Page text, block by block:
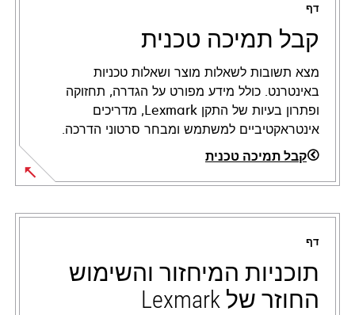
דף
קבל תמיכה טכנית
מצא תשובות לשאלות מוצר ושאלות טכניות
באינטרנט. כולל מידע מפורט על הגדרה, תחזוקה
ופתרון בעיות של התקן Lexmark, מדריכים
אינטראקטיביים למשתמש ומבחר סרטוני הדרכה.
קבל תמיכה טכנית
opens
in
new
tab
דף
תוכניות המיחזור והשימוש
החוזר של Lexmark